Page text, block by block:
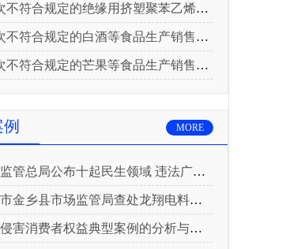
定的绝缘用挤塑聚苯乙烯泡沫板（XPS）等产品生产销售企业被广元市市场监督管理局通报！
合规定的白酒等食品生产销售企业被重庆市市场监督管理局通告！
规定的芒果等食品生产销售企业被长治市屯留区市场监督管理局公告！
MORE
管总局公布十起民生领域 违法广告典型案例
乡县市场监管局查处龙翔电料批发部非法销售电线电缆案
害消费者权益典型案例的分析与启示